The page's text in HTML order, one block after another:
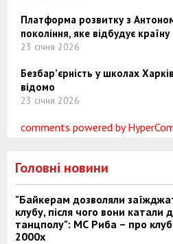
Платформа розвитку з
покоління, яке відбудує країну
23 січня 2026
Безбар’єрність у школах
відомо
23 січня 2026
comments powered by
Головні новини
"Байкерам дозволяли
клубу, після чого вони катали
танцполу": МС Риба – про
2000х